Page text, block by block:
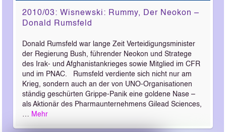
2010/03: Wisnewski: Rummy, Der Neokon –
Donald Rumsfeld
Donald Rumsfeld war lange Zeit Verteidigungsminister
der Regierung Bush, führender Neokon und Stratege
des Irak- und Afghanistankrieges sowie Mitglied im CFR
und im PNAC. Rumsfeld verdiente sich nicht nur am
Krieg, sondern auch an der von UNO-Organisationen
ständig geschürten Grippe-Panik eine goldene Nase –
als Aktionär des Pharmaunternehmens Gilead Sciences,
… Mehr